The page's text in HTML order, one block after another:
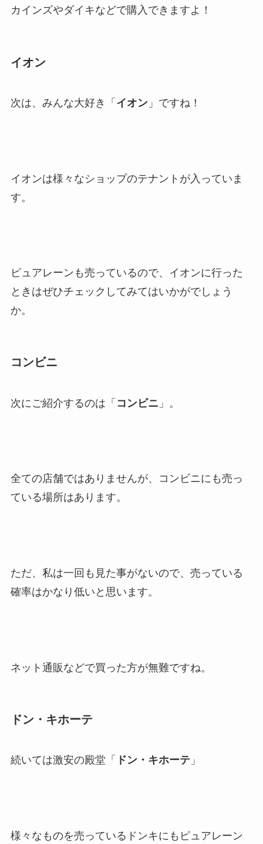
カインズやダイキなどで購入できますよ！
イオン
次は、みんな大好き「 イオン」ですね！
イオンは様々なショップのテナントが入っていま
す。
ピュアレーンも売っているので、イオンに行った
ときはぜひチェックしてみてはいかがでしょう
か。
コンビニ
次にご紹介するのは「 コンビニ 」。
全ての店舗ではありませんが、コンビニにも売っ
ている場所はあります。
ただ、私は一回も見た事がないので、売っている
確率はかなり低いと思います。
ネット通販などで買った方が無難ですね。
ドン・キホーテ
続いては激安の殿堂「 ドン・キホーテ」
様々なものを売っているドンキにもピュアレーン